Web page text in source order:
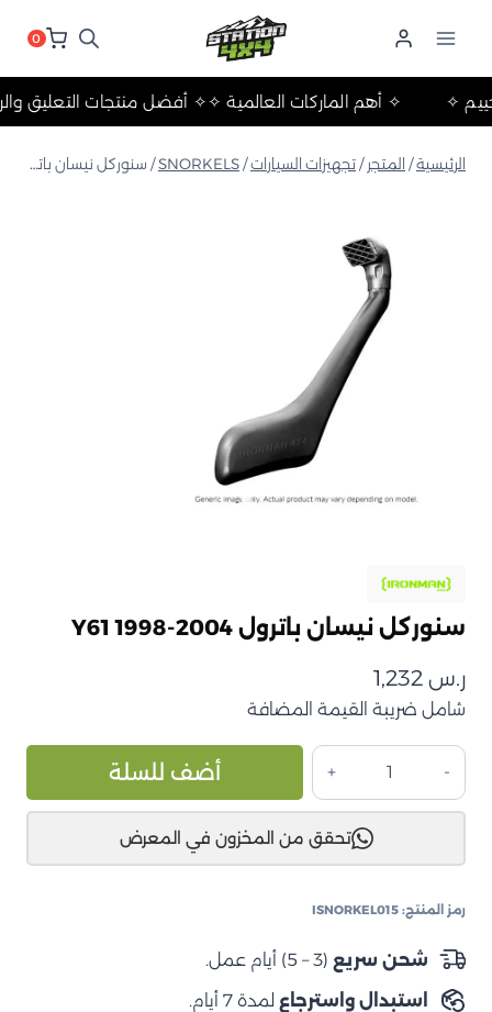
0
✧ أفضل منتجات✧ أهم الماركات العالمية ✧ والتخييم ✧
الرئيسية/ المتجر / تجهيزات السيارات/
SNORKELS
/ سنوركل نيسان باترول Y61 1998-2004
سنوركل نيسان باترول Y61 1998-2004
ر.س
شامل ضريبة القيمة المضافة
كمية
سنوركل
نيسان
Y61
2004
أضف للسلة
تحقق من المخزون في المعرض
رمز المنتج: ISNORKEL015
شحن سريع (3 – 5) أيام عمل.
استبدال واسترجاع لمدة 7 أيام.